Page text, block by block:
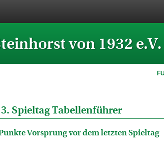
von 1932 e.V.
Spieltag Tabellenführer
Vorsprung vor dem letzten Spieltag